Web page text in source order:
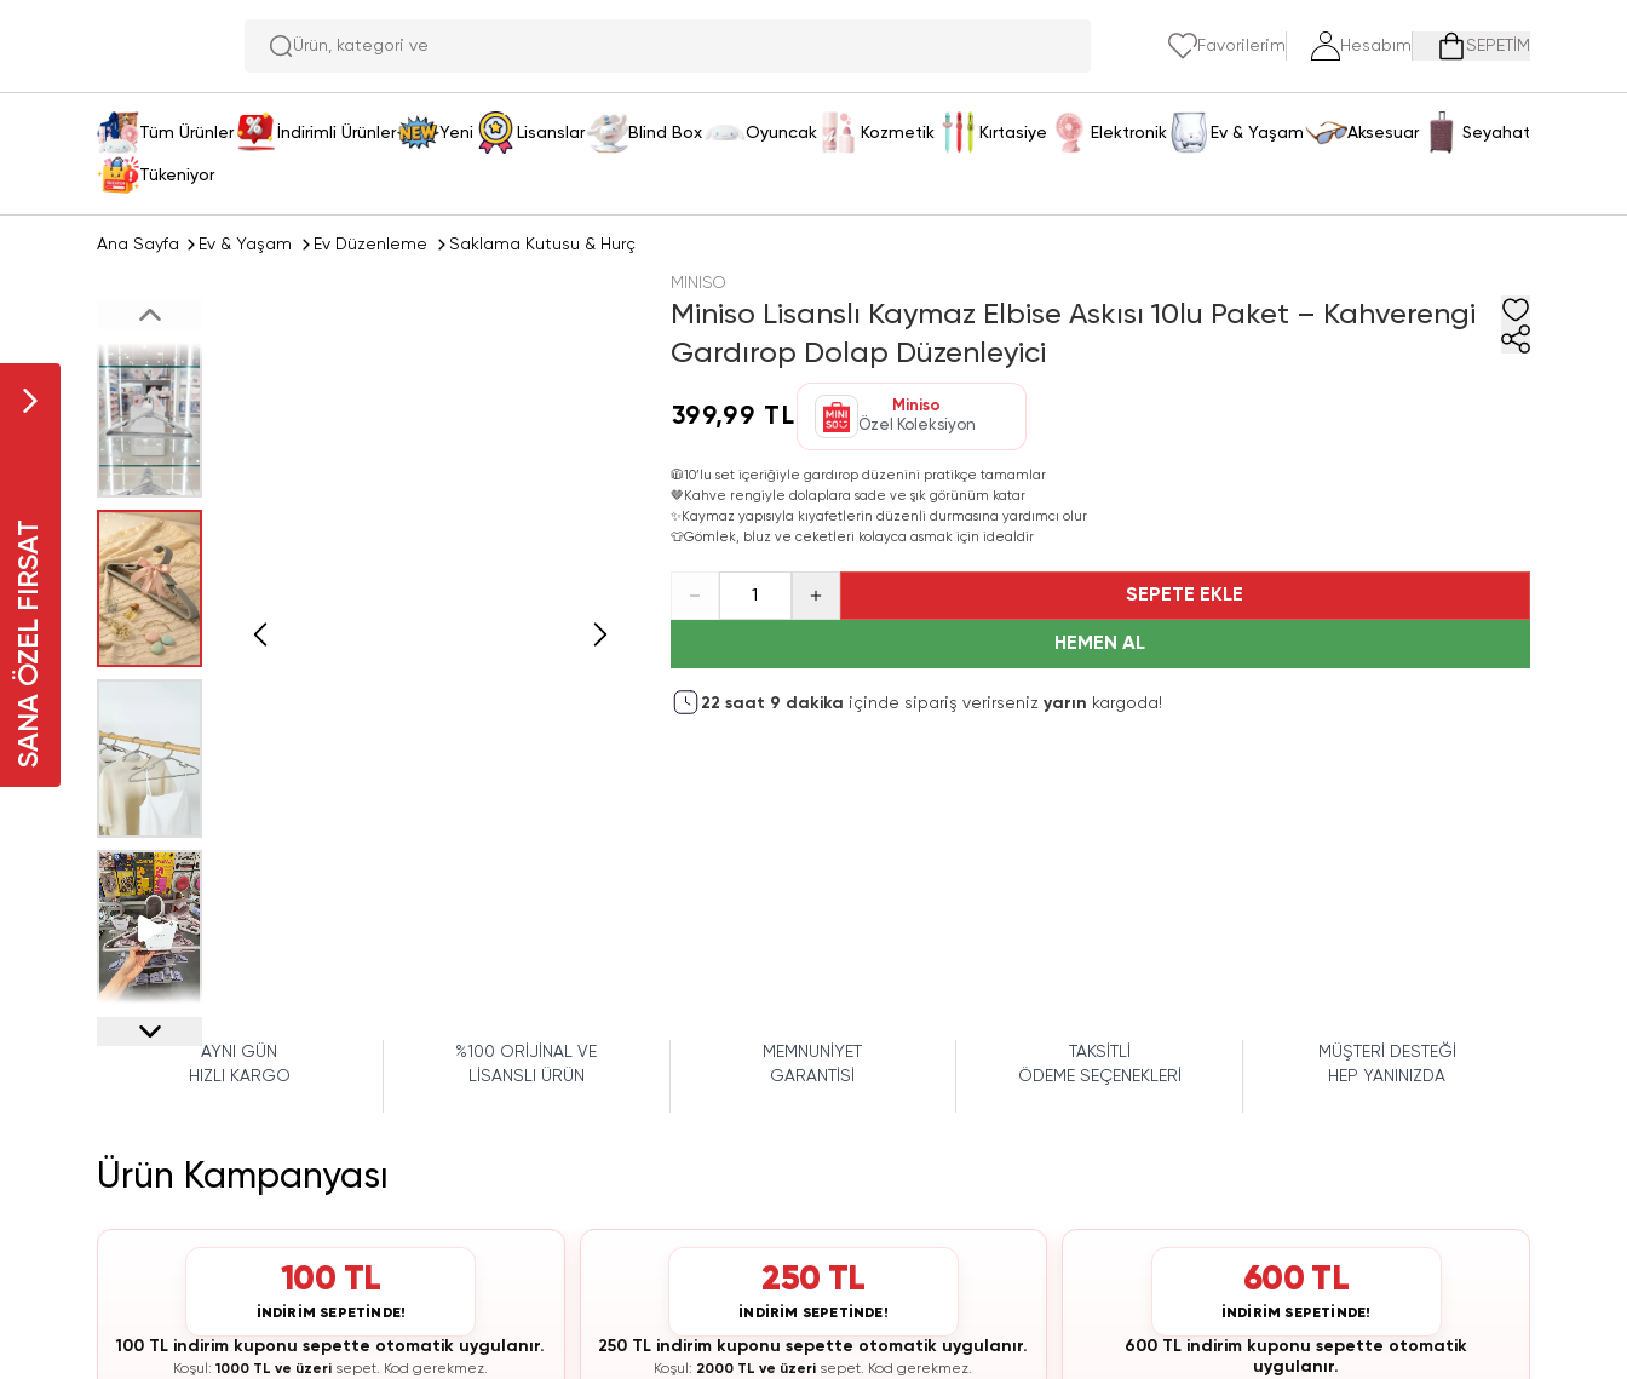
Ür Favorilerim Hesabım SEPETİM
Tüm Ürünler İndirimli Ürünler Yeni Lisanslar Blind Box Oyuncak Kozmetik Kırtasiye Elektronik Ev & Yaşam Aksesuar Seyahat
Tükeniyor
SANA ÖZEL FIRSAT
Ana Sayfa Ev & Yaşam Ev Düzenleme Saklama Kutusu & Hurç
MINISO
Miniso Lisanslı Kaymaz Elbise Askısı 10lu Paket – Kahverengi
Gardırop Dolap Düzenleyici
399,99 TL
Miniso
Özel Koleksiyon
🧥10’lu set içeriğiyle gardırop düzenini pratikçe tamamlar
🤎 Kahve rengiyle dolaplara sade ve şık görünüm katar
✨ Kaymaz yapısıyla kıyafetlerin düzenli durmasına yardımcı olur
👕Gömlek, bluz ve ceketleri kolayca asmak için idealdir
1 SEPETE EKLE
HEMEN AL
22 saat 9 dakika içinde sipariş verirseniz yarın kargoda!
AYNI GÜN
HIZLI KARGO
%100 ORİJİNAL VE
LİSANSLI ÜRÜN
MEMNUNİYET
GARANTİSİ
TAKSİTLİ
ÖDEME SEÇENEKLERİ
MÜŞTERİ DESTEĞİ
HEP YANINIZDA
Ürün Kampanyası
100 TL
İNDİRİM SEPETİNDE!
100 TL indirim kuponu sepette otomatik uygulanır.
Koşul:1000 TL ve üzeri sepet. Kod gerekmez.
250 TL
İNDİRİM SEPETİNDE!
250 TL indirim kuponu sepette otomatik uygulanır.
Koşul: 2000 TL ve üzeri sepet. Kod gerekmez.
600 TL
İNDİRİM SEPETİNDE!
600 TL indirim kuponu sepette otomatik
uygulanır.